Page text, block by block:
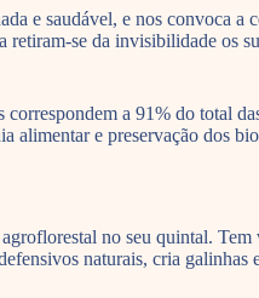
e saudável, e nos convoca a
retiram-se da invisibilidade os
a 91% do total
alimentar e preservação dos
no seu quintal. Tem
naturais, cria galinhas